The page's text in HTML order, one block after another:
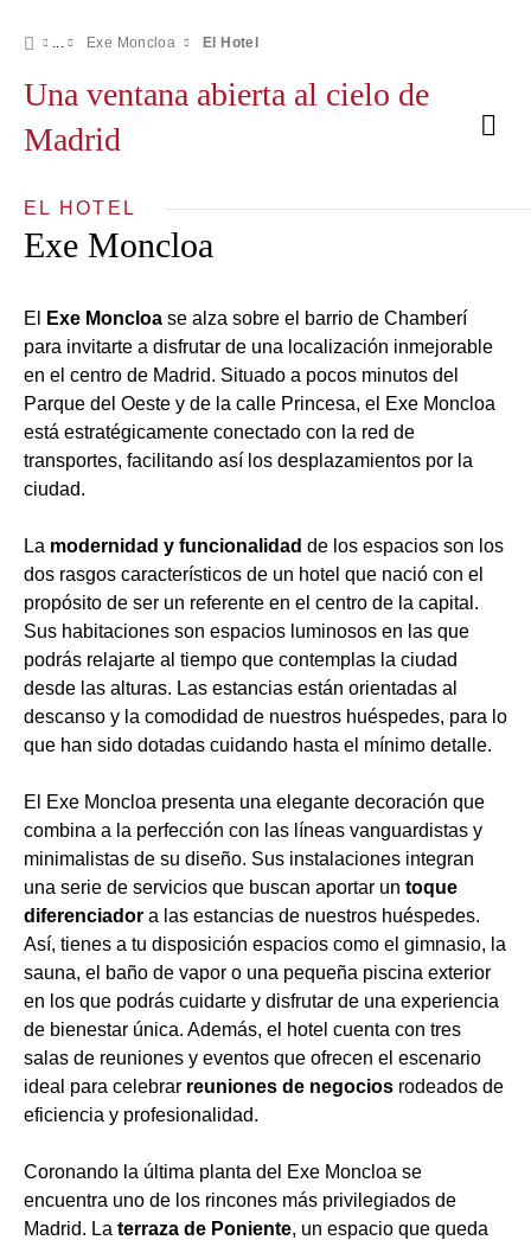
Exe Moncloa El Hotel
Una ventana abierta al cielo de
Madrid
EL HOTEL
Exe Moncloa
El Exe Moncloa se alza sobre el barrio de Chamberí
para invitarte a disfrutar de una localización inmejorable
en el centro de Madrid. Situado a pocos minutos del
Parque del Oeste y de la calle Princesa, el Exe Moncloa
está estratégicamente conectado con la red de
transportes, facilitando así los desplazamientos por la
ciudad.
La modernidad y funcionalidad de los espacios son los
dos rasgos característicos de un hotel que nació con el
propósito de ser un referente en el centro de la capital.
Sus habitaciones son espacios luminosos en las que
podrás relajarte al tiempo que contemplas la ciudad
desde las alturas. Las estancias están orientadas al
descanso y la comodidad de nuestros huéspedes, para lo
que han sido dotadas cuidando hasta el mínimo detalle.
El Exe Moncloa presenta una elegante decoración que
combina a la perfección con las líneas vanguardistas y
minimalistas de su diseño. Sus instalaciones integran
una serie de servicios que buscan aportar un toque
diferenciador a las estancias de nuestros huéspedes.
Así, tienes a tu disposición espacios como el gimnasio, la
sauna, el baño de vapor o una pequeña piscina exterior
en los que podrás cuidarte y disfrutar de una experiencia
de bienestar única. Además, el hotel cuenta con tres
salas de reuniones y eventos que ofrecen el escenario
ideal para celebrar reuniones de negocios rodeados de
eficiencia y profesionalidad.
Coronando la última planta del Exe Moncloa se
encuentra uno de los rincones más privilegiados de
Madrid. La terraza de Poniente, un espacio que queda